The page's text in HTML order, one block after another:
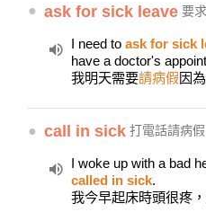
● ask for sick leave 要
I need to ask for sick
have a doctor's
我明天需要請病假因
● call in sick 打電話請病假
I woke up with a bad
called in sick.
我今早起床時頭很疼